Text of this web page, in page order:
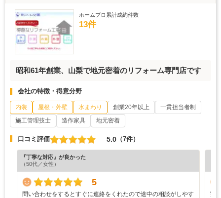
ホームプロ累計成約件数
13件
昭和61年創業、山梨で地元密着のリフォーム専門店です
会社の特徴・得意分野
内装 屋根・外壁 水まわり 創業20年以上
一貫担当者制
施工管理技士
造作家具 地元密着
口コミ評価 5.0 （7件）
『丁寧な対応』が良かった
（50代／女性）
5
問い合わせをするとすぐに連絡をくれたので途中の相談がしやす
実